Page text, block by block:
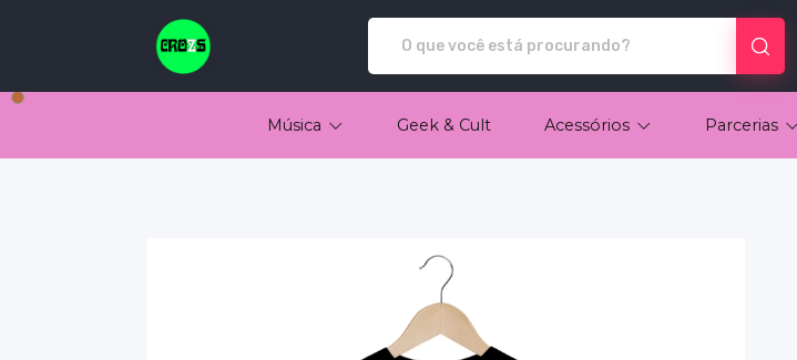
Música Geek & Cult Acessórios Parcerias